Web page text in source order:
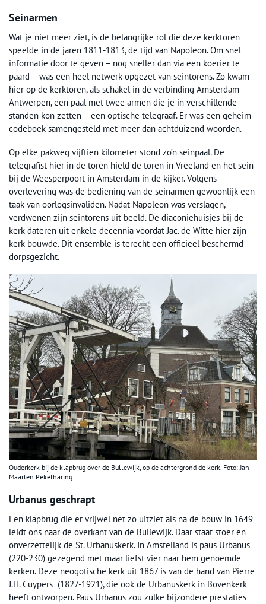
Seinarmen
Wat je niet meer ziet, is de belangrijke rol die deze kerktoren
speelde in de jaren 1811-1813, de tijd van Napoleon. Om snel
informatie door te geven – nog sneller dan via een koerier te
paard – was een heel netwerk opgezet van seintorens. Zo kwam
hier op de kerktoren, als schakel in de verbinding Amsterdam-
Antwerpen, een paal met twee armen die je in verschillende
standen kon zetten – een optische telegraaf. Er was een geheim
codeboek samengesteld met meer dan achtduizend woorden.
Op elke pakweg vijftien kilometer stond zo’n seinpaal. De
telegrafist hier in de toren hield de toren in Vreeland en het sein
bij de Weesperpoort in Amsterdam in de kijker. Volgens
overlevering was de bediening van de seinarmen gewoonlijk een
taak van oorlogsinvaliden. Nadat Napoleon was verslagen,
verdwenen zijn seintorens uit beeld. De diaconiehuisjes bij de
kerk dateren uit enkele decennia voordat Jac. de Witte hier zijn
kerk bouwde. Dit ensemble is terecht een officieel beschermd
dorpsgezicht.
Ouderkerk bij de klapbrug over de Bullewijk, op de achtergrond de kerk. Foto: Jan
Maarten Pekelharing.
Urbanus geschrapt
Een klapbrug die er vrijwel net zo uitziet als na de bouw in 1649
leidt ons naar de overkant van de Bullewijk. Daar staat stoer en
onverzettelijk de St. Urbanuskerk. In Amstelland is paus Urbanus
(220-230) gezegend met maar liefst vier naar hem genoemde
kerken. Deze neogotische kerk uit 1867 is van de hand van Pierre
J.H. Cuypers (1827-1921), die ook de Urbanuskerk in Bovenkerk
heeft ontworpen. Paus Urbanus zou zulke bijzondere prestaties